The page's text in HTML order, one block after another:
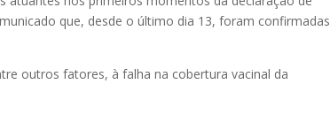
que, desde o último dia 13, foram confirmadas
outros fatores, à falha na cobertura vacinal da